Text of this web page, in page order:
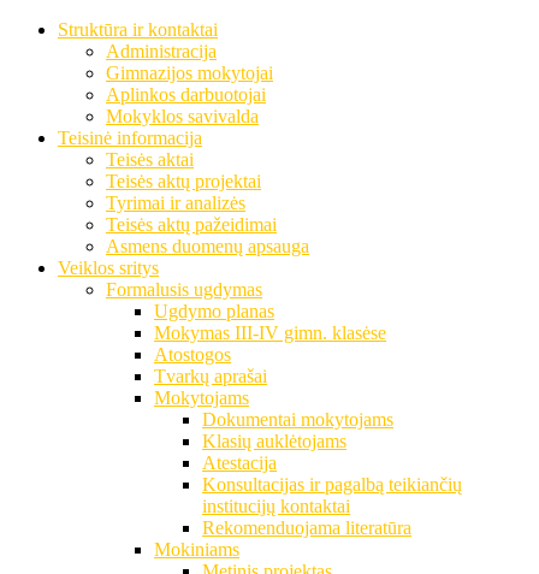
Struktūra ir kontaktai
Administracija
Gimnazijos mokytojai
Aplinkos darbuotojai
Mokyklos savivalda
Teisinė informacija
Teisės aktai
Teisės aktų projektai
Tyrimai ir analizės
Teisės aktų pažeidimai
Asmens duomenų apsauga
Veiklos sritys
Formalusis ugdymas
Ugdymo planas
Mokymas III-IV gimn. klasėse
Atostogos
Tvarkų aprašai
Mokytojams
Dokumentai mokytojams
Klasių auklėtojams
Atestacija
Konsultacijas ir pagalbą teikiančių
institucijų kontaktai
Rekomenduojama literatūra
Mokiniams